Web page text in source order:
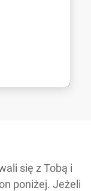
się z Tobą i
poniżej. Jeżeli